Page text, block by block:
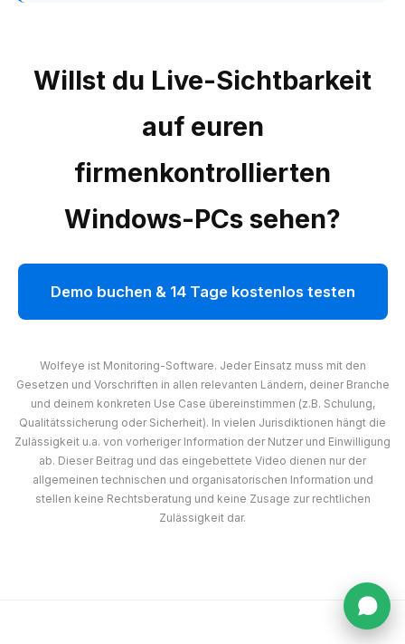
Willst du Live-Sichtbarkeit
auf euren
firmenkontrollierten
Windows-PCs sehen?
Demo buchen & 14 Tage kostenlos testen
Wolfeye ist Monitoring-Software. Jeder Einsatz muss mit den
Gesetzen und Vorschriften in allen relevanten Ländern, deiner Branche
und deinem konkreten Use Case übereinstimmen (z.B. Schulung,
Qualitätssicherung oder Sicherheit). In vielen Jurisdiktionen hängt die
Zulässigkeit u.a. von vorheriger Information der Nutzer und Einwilligung
ab. Dieser Beitrag und das eingebettete Video dienen nur der
allgemeinen technischen und organisatorischen Information und
stellen keine Rechtsberatung und keine Zusage zur rechtlichen
Zulässigkeit dar.